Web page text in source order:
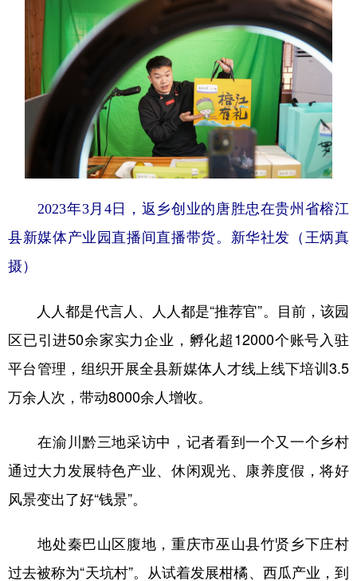
2023年3月4日，返乡创业的唐胜忠在贵州省榕江
县新媒体产业园直播间直播带货。 新华社发（王炳真
摄）
人人都是代言人、人人都是“推荐官”。目前，该园
区已引进50余家实力企业，孵化超12000个账号入驻
平台管理，组织开展全县新媒体人才线上线下培训3.5
万余人次，带动8000余人增收。
在渝川黔三地采访中，记者看到一个又一个乡村
通过大力发展特色产业、休闲观光、康养度假，将好
风景变出了好“钱景”。
地处秦巴山区腹地，重庆市巫山县竹贤乡下庄村
过去被称为“天坑村”。从试着发展柑橘、西瓜产业，到